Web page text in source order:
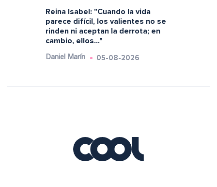
Reina Isabel: "Cuando la vida
parece difícil, los valientes no se
rinden ni aceptan la derrota; en
cambio, ellos..."
Daniel Marín 05-08-2026